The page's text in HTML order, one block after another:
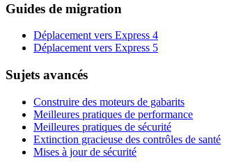
Guides de migration
Déplacement vers Express 4
Déplacement vers Express 5
Sujets avancés
Construire des moteurs de gabarits
Meilleures pratiques de performance
Meilleures pratiques de sécurité
Extinction gracieuse des contrôles de santé
Mises à jour de sécurité